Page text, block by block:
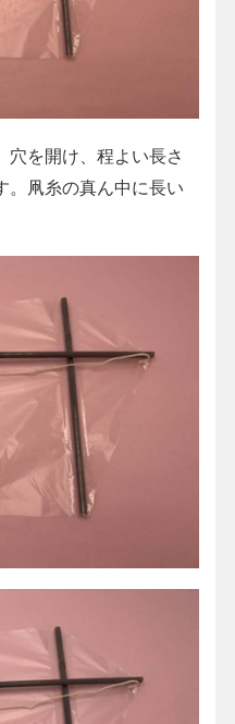
を開け、程よい長さ
。凧糸の真ん中に長い